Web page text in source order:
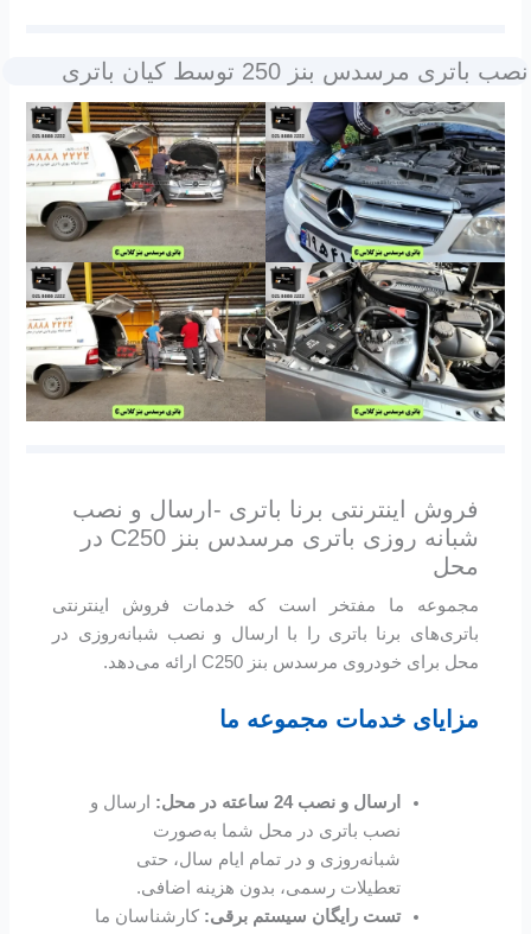
نصب باتری مرسدس بنز 250 توسط کیان باتری
فروش اینترنتی برنا باتری -ارسال و نصب
شبانه روزی باتری مرسدس بنز C250 در
محل
مجموعه ما مفتخر است که خدمات فروش اینترنتی
باتری‌های برنا باتری را با ارسال و نصب شبانه‌روزی در
محل برای خودروی مرسدس بنز C250 ارائه می‌دهد.
مزایای خدمات مجموعه ما
ارسال و نصب 24 ساعته در محل:
ارسال و
نصب باتری در محل شما به‌صورت
شبانه‌روزی و در تمام ایام سال، حتی
تعطیلات رسمی، بدون هزینه اضافی.
تست رایگان سیستم برقی: کارشناسان ما